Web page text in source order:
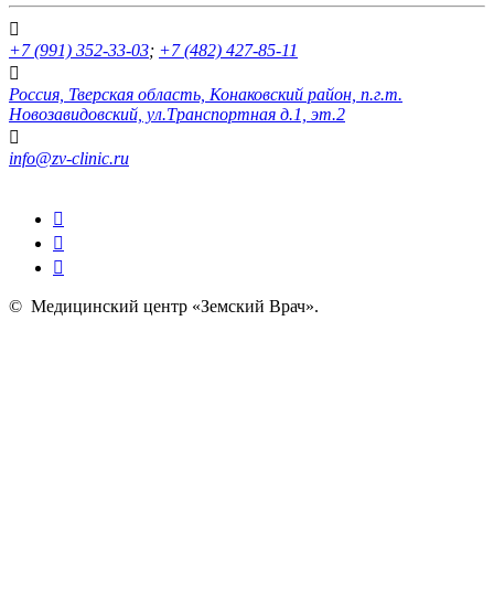
+7 (991) 352-33-03; +7 (482) 427-85-11
Россия, Тверская область, Конаковский район, п.г.т.
Новозавидовский, ул.Транспортная д.1, эт.2
info@zv-clinic.ru
© Медицинский центр «Земский Врач».